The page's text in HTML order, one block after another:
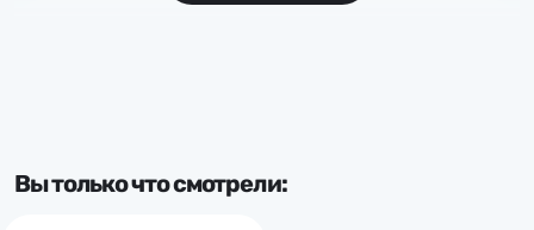
Вы только что смотрели: